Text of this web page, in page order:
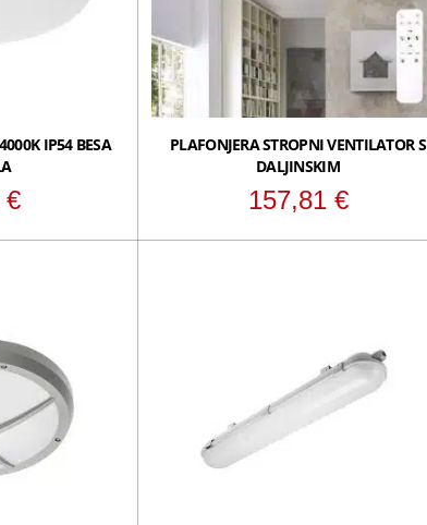
IP54 BESA
€
PLAFONJERA STROPNI VENTILATOR S
DALJINSKIM
157,81 €